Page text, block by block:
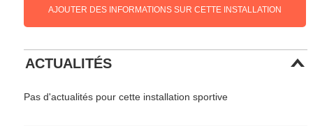
AJOUTER DES INFORMATIONS SUR CETTE INSTALLATION
ACTUALITÉS
Pas d'actualités pour cette installation sportive